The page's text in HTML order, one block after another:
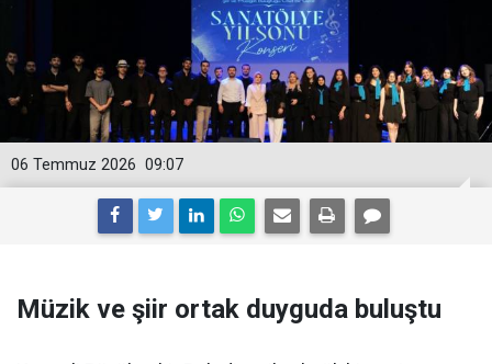
09:07
06 Temmuz 2026
Müzik ve şiir ortak duyguda buluştu